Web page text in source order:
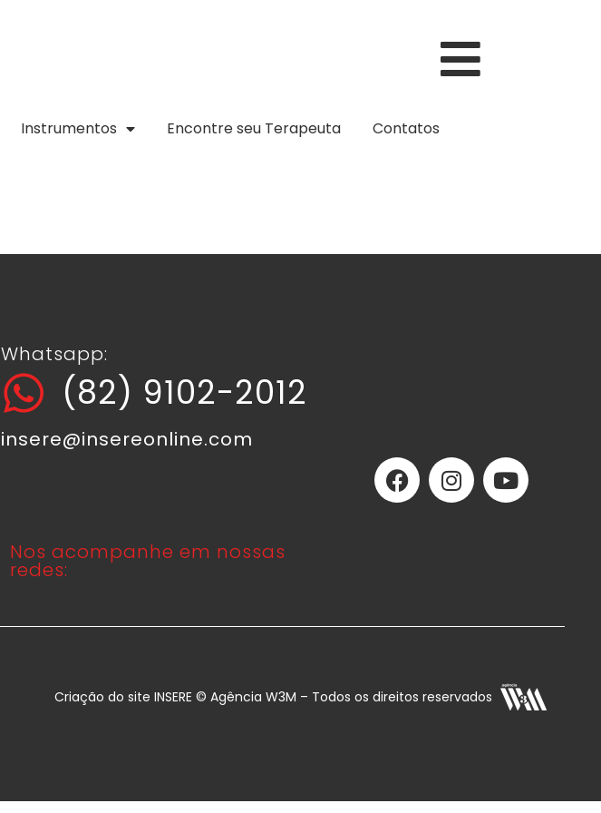
Instrumentos Encontre seu Terapeuta Contatos
Whatsapp:
(82) 9102-2012
insere@insereonline.com
Nos acompanhe em nossas
redes:
Criação do site INSERE © Agência W3M – Todos os direitos reservados